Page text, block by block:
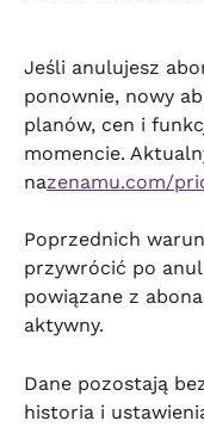
Jeśli anulujesz
ponownie, nowy
planów, cen i
momencie.
nazenamu.com/
Poprzednich
przywrócić po
powiązane z
aktywny.
Dane pozostają
historia i